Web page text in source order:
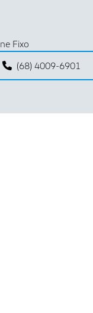
Fixo
(68) 4009-6901